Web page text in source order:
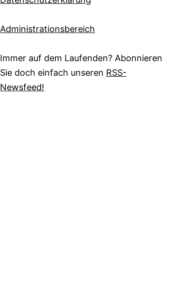
Administrationsbereich
Immer auf dem Laufenden? Abonnieren
Sie doch einfach unseren RSS-
Newsfeed!